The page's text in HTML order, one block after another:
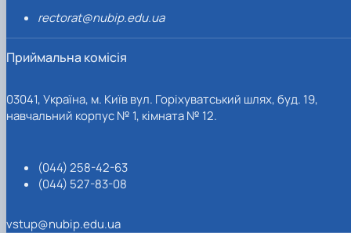
rectorat@nubip.edu.ua
Приймальна комісія
03041, Україна, м. Київ вул. Горіхуватський шлях, буд. 19,
навчальний корпус № 1, кімната № 12.
(044) 258-42-63
(044) 527-83-08
vstup@nubip.edu.ua